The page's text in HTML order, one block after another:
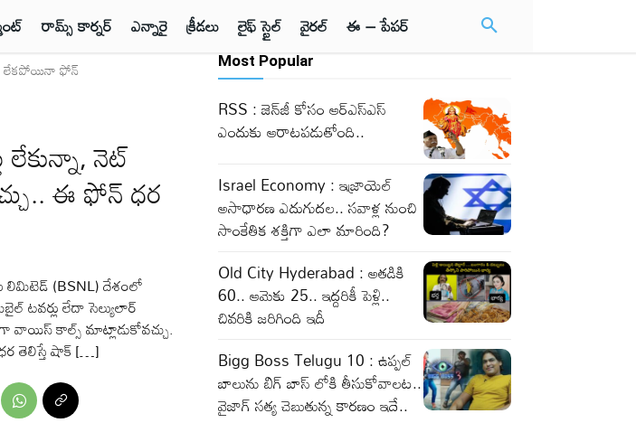
రామ్స్ కార్నర్ ఎన్నారై క్రీడలు లైఫ్ స్టైల్ వైరల్ ఈ – పేపర్
లేకపోయినా ఫోన్
లేకున్నా, నెట్
ఈ ఫోన్ ధర
లిమిటెడ్ (BSNL) దేశంలో
టవర్లు లేదా సెల్యులార్
వాయిస్ కాల్స్ మాట్లాడుకోవచ్చు.
తెలిస్తే షాక్ […]
Most Popular
RSS : జెన్‌జీ కోసం ఆర్‌ఎస్‌ఎస్‌
ఎందుకు ఆరాటపడుతోంది..
Israel Economy : ఇజ్రాయెల్‌
అసాధారణ ఎదుగుదల.. సవాళ్ల నుంచి
సాంకేతిక శక్తిగా ఎలా మారింది?
Old City Hyderabad : అతడికి
60.. ఆమెకు 25.. ఇద్దరికీ పెళ్లి..
చివరికి జరిగింది ఇదీ
Bigg Boss Telugu 10 : ఉప్పల్
బాలును బిగ్ బాస్ లోకి తీసుకోవాలట..
వైజాగ్ సత్య చెబుతున్న కారణం ఇదే..